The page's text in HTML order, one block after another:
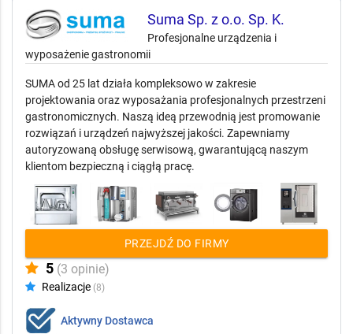
Suma Sp. z o.o. Sp. K.
Profesjonalne urządzenia i
wyposażenie gastronomii
SUMA od 25 lat działa kompleksowo w zakresie
projektowania oraz wyposażania profesjonalnych przestrzeni
gastronomicznych. Naszą ideą przewodnią jest promowanie
rozwiązań i urządzeń najwyższej jakości. Zapewniamy
autoryzowaną obsługę serwisową, gwarantującą naszym
klientom bezpieczną i ciągłą pracę.
PRZEJDŹ DO FIRMY
5 (3 opinie)
Realizacje (8)
Aktywny Dostawca